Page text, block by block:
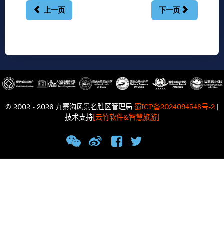
上一页 下一页
© 2002 - 2026 九寨沟风景名胜区管理局 蜀ICP备2024094548号-2 |
技术支持[云竹软件&智慧旅游]